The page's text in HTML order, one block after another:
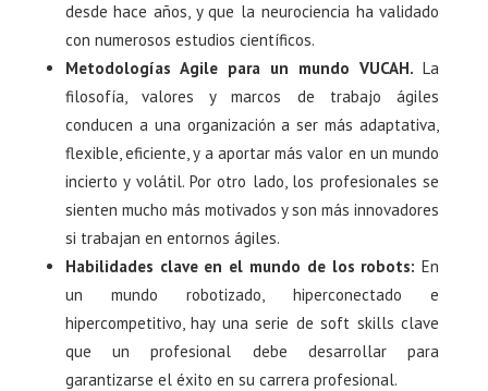
desde hace años, y que la neurociencia ha validado
con numerosos estudios científicos.
Metodologías Agile para un mundo VUCAH. La
filosofía, valores y marcos de trabajo ágiles
conducen a una organización a ser más adaptativa,
flexible, eficiente, y a aportar más valor en un mundo
incierto y volátil. Por otro lado, los profesionales se
sienten mucho más motivados y son más innovadores
si trabajan en entornos ágiles.
Habilidades clave en el mundo de los robots: En
un mundo robotizado, hiperconectado e
hipercompetitivo, hay una serie de soft skills clave
que un profesional debe desarrollar para
garantizarse el éxito en su carrera profesional.